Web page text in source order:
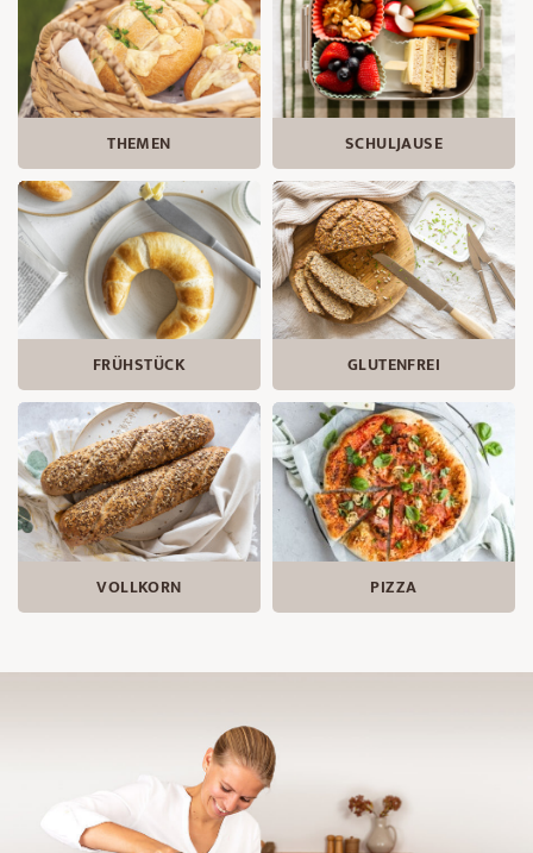
THEMEN SCHULJAUSE
FRÜHSTÜCK GLUTENFREI
VOLLKORN PIZZA